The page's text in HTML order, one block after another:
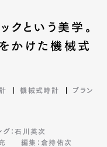
クという美学。
かけた機械式
機械式時計
ブラン
グ：石川英次
編集：倉持佑次